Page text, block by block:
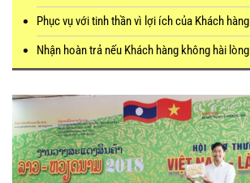
Phục vụ với tinh thần vì lợi ích của Khách hàng
Nhận hoàn trả nếu Khách hàng không hài lòng